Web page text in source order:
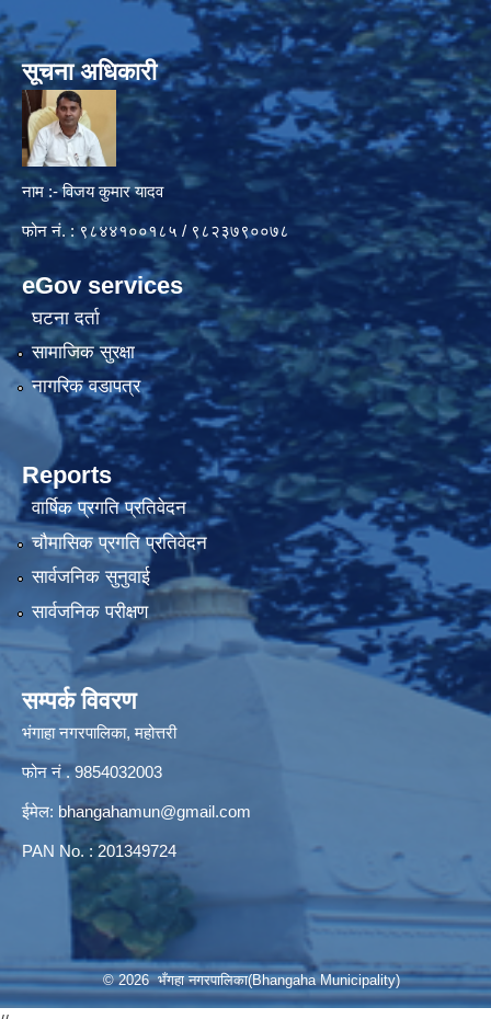
सूचना अधिकारी
नाम :- विजय कुमार यादव
फोन नं. : ९८४४१००१८५ / ९८२३७९००७८
eGov services
घटना दर्ता
सामाजिक सुरक्षा
नागरिक वडापत्र
Reports
वार्षिक प्रगति प्रतिवेदन
चौमासिक प्रगति प्रतिवेदन
सार्वजनिक सुनुवाई
सार्वजनिक परीक्षण
सम्पर्क विवरण
भंगाहा नगरपालिका, महोत्तरी
फोन नं . 9854032003
ईमेल: bhangahamun@gmail.com
PAN No. : 201349724
© 2026 भँगहा नगरपालिका(Bhangaha Municipality)